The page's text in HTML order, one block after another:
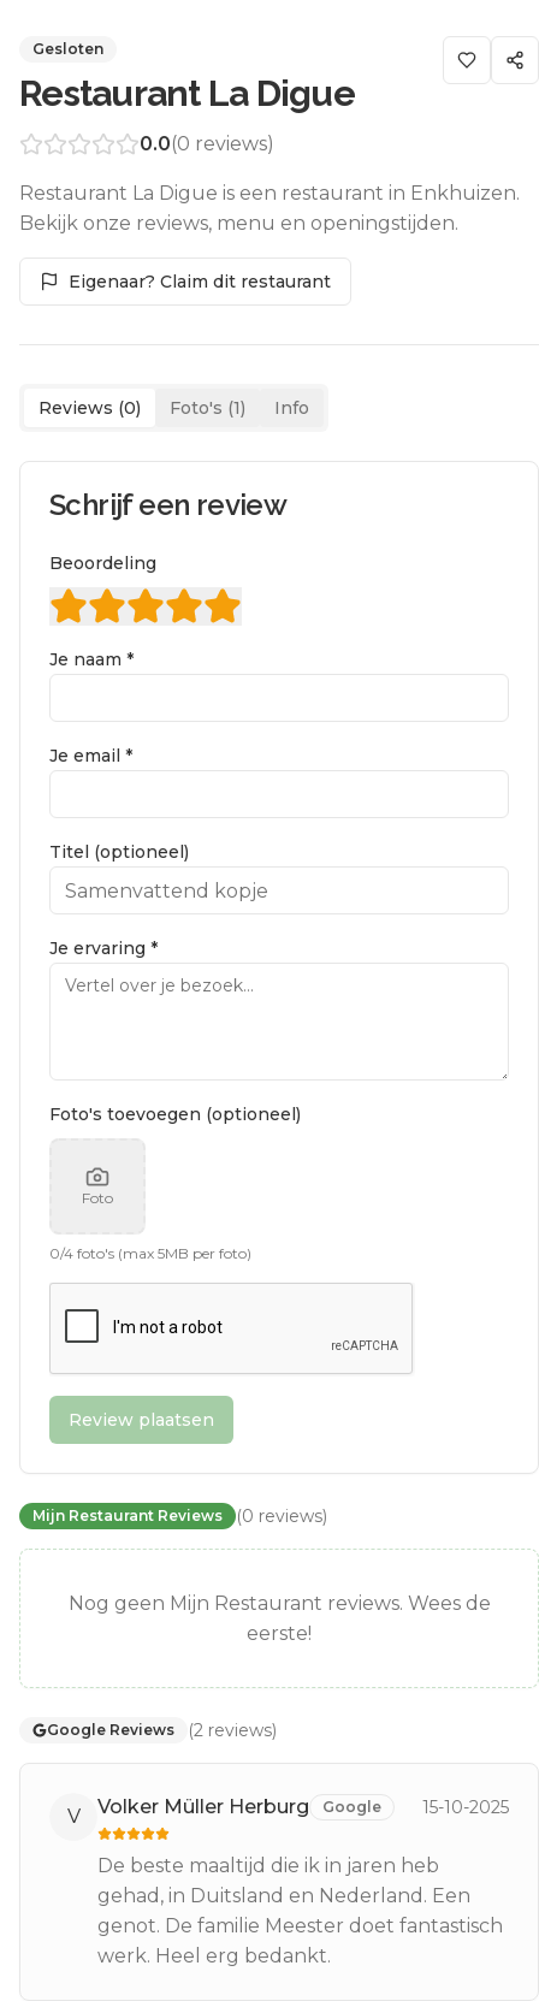
Gesloten
Restaurant La Digue
0.0(0 reviews)
Restaurant La Digue is een restaurant in Enkhuizen.
Bekijk onze reviews, menu en openingstijden.
Eigenaar? Claim dit restaurant
Reviews (0) Foto's (1) Info
Schrijf een review
Beoordeling
Je naam *
Je email *
Titel (optioneel)
Je ervaring *
Foto's toevoegen (optioneel)
Foto
0/4 foto's (max 5MB per foto)
Review plaatsen
Mijn Restaurant Reviews (0 reviews)
Nog geen Mijn Restaurant reviews. Wees de
eerste!
Google Reviews (2 reviews)
V Volker Müller Herburg Google 15-10-2025
De beste maaltijd die ik in jaren heb
gehad, in Duitsland en Nederland. Een
genot. De familie Meester doet fantastisch
werk. Heel erg bedankt.